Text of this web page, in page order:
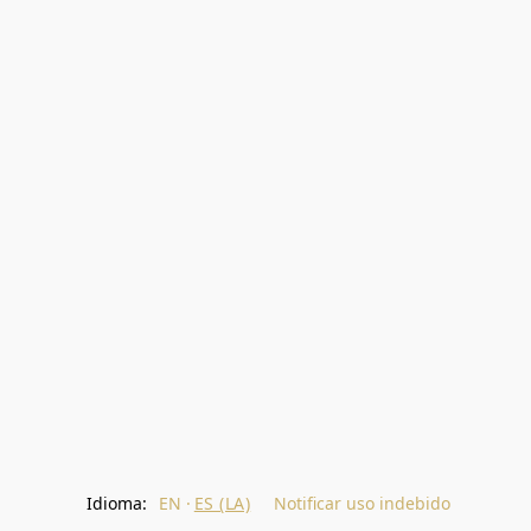
Idioma: EN ES (LA) Notificar uso indebido